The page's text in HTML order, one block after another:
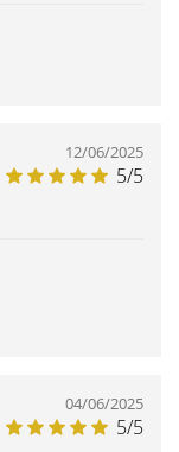
12/06/2025
5/5
04/06/2025
5/5